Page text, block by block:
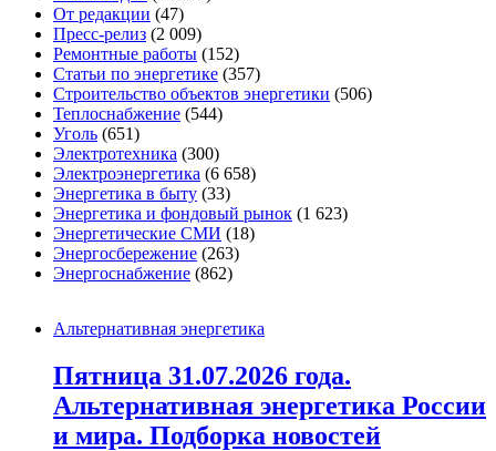
От редакции (47)
Пресс-релиз (2 009)
Ремонтные работы (152)
Статьи по энергетике (357)
Строительство объектов энергетики (506)
Теплоснабжение (544)
Уголь (651)
Электротехника (300)
Электроэнергетика (6 658)
Энергетика в быту (33)
Энергетика и фондовый рынок (1 623)
Энергетические СМИ (18)
Энергосбережение (263)
Энергоснабжение (862)
Альтернативная энергетика
Пятница 31.07.2026 года.
Альтернативная энергетика России
и мира. Подборка новостей